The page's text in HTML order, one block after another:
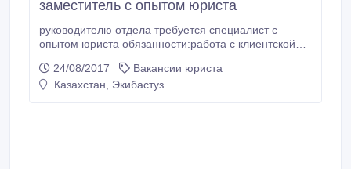
заместитель с опытом юриста
руководителю отдела требуется специалист с
опытом юриста обязанности:работа с клиентской
руководителю в решении административно-
кадровой работы.
24/08/2017
Вакансии юриста
Казахстан, Экибастуз